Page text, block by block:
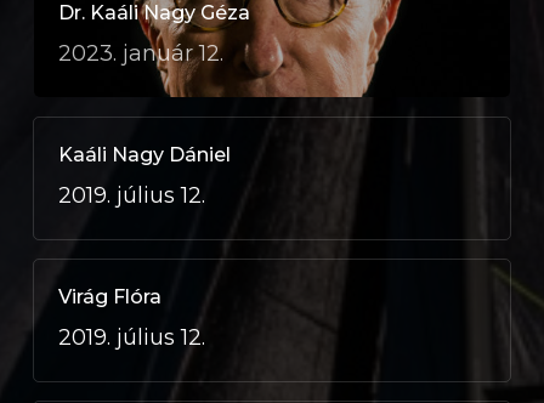
Dr. Kaáli Nagy Géza
2023. január 12.
Kaáli Nagy Dániel
2019. július 12.
Virág Flóra
2019. július 12.